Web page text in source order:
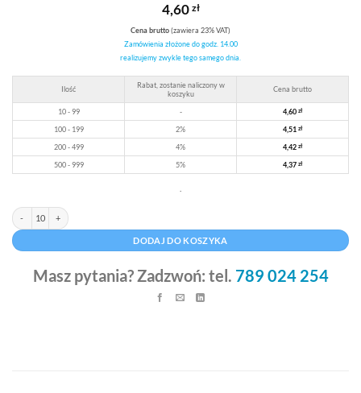
4,60 zł
Cena brutto(zawiera 23% VAT)
Zamówienia złożone do godz. 14.00
realizujemy zwykle tego samego dnia.
Ilość
Rabat, zostanie naliczony w
koszyku
Cena brutto
10 - 99 - 4,60 zł
100 - 199 2% 4,51 zł
200 - 499 4% 4,42 zł
500 - 999 5% 4,37 zł
ilość Torba papierowa Kraftlux eko białą na butelkę 11,5 x 11,5 x 40 cm
DODAJ DO KOSZYKA
Masz pytania? Zadzwoń: tel. 789 024 254